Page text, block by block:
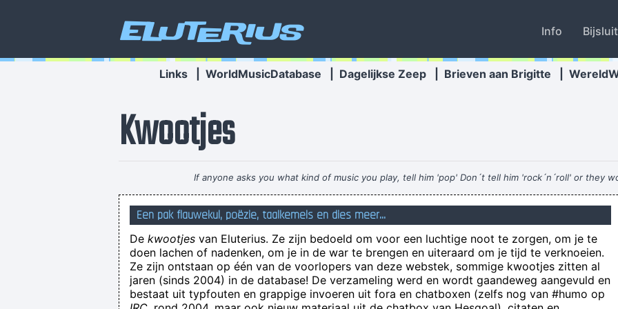
Eluterius Info
Links WorldMusicDatabase Dagelijkse Zeep Brieven aan Brigitte
Kwootjes
If anyone asks you what kind of music you play, tell him 'pop' Don´t tell him 'rock´n´roll' or they
Eén of ander stom wijf vindt
Het ging er weer bijzonder ruig aan toe bij de Kneutersen; Anthony is vlak na openingstijd naar de Aldi
my cohorts have been looking about. The information here on the web site is one of a kind and
beter een kater
Een pak flauwekul, poëzie, taalkemels en dies meer...
De kwootjes van Eluterius. Ze zijn bedoeld om voor een luchtige noot te zorgen, om je te
doen lachen of nadenken, om je in de war te brengen en uiteraard om je tijd te verknoeien.
Ze zijn ontstaan op één van de voorlopers van deze webstek, sommige kwootjes zitten al
jaren (sinds 2004) in de database! De verzameling werd en wordt gaandeweg aangevuld en
bestaat uit typfouten en grappige invoeren uit fora en chatboxen (zelfs nog van #humo op